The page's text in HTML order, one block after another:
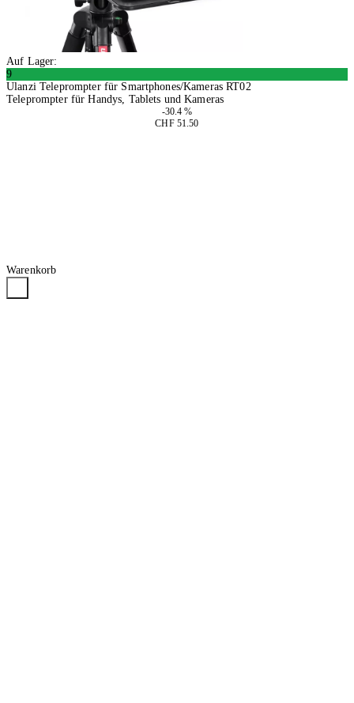
Auf Lager:
9
Ulanzi Teleprompter für Smartphones/Kameras RT02
Teleprompter für Handys, Tablets und Kameras
-30.4 %
CHF 51.50
Warenkorb